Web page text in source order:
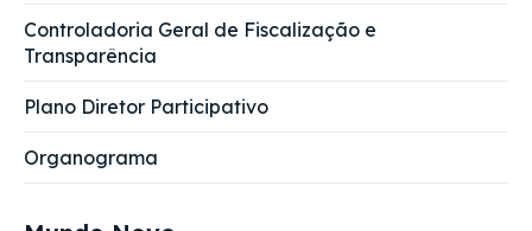
Controladoria Geral de Fiscalização e
Transparência
Plano Diretor Participativo
Organograma